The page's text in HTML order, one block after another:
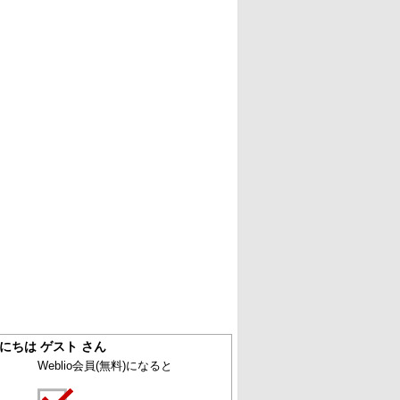
ちは ゲスト さん
Weblio会員(無料)になると